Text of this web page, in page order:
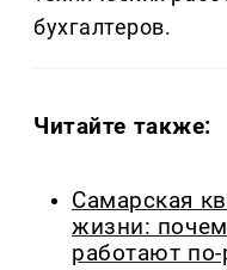
бухгалтеров.
Читайте также:
Самарская
жизни:
работают